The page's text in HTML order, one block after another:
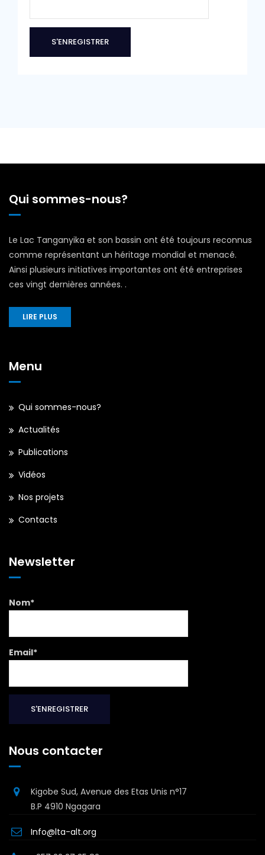
Qui sommes-nous?
Le Lac Tanganyika et son bassin ont été toujours reconnus
comme représentant un héritage mondial et menacé.
Ainsi plusieurs initiatives importantes ont été entreprises
ces vingt dernières années. .
LIRE PLUS
Menu
Qui sommes-nous?
Actualités
Publications
Vidéos
Nos projets
Contacts
Newsletter
Nom*
Email*
Nous contacter
Kigobe Sud, Avenue des Etas Unis n°17
B.P 4910 Ngagara
Info@lta-alt.org